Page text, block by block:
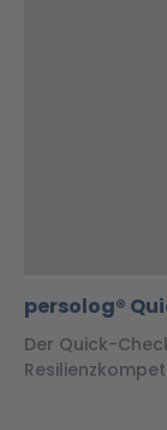
persolog®
Der Quick-